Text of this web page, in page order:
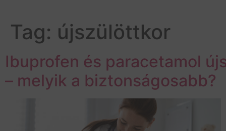
Tag: újszülöttkor
Ibuprofen és paracetamol
– melyik a biztonságosabb?